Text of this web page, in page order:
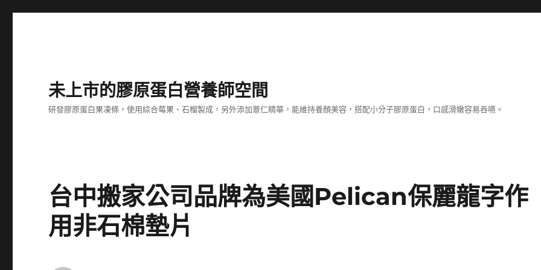
未上市的膠原蛋白營養師空間
研發膠原蛋白果凍條，使用綜合莓果、石榴製成，另外添加薏仁精華，能維持養顏美容，搭配小分子膠原蛋白，口感滑嫩容易吞嚥。
台中搬家公司品牌為美國Pelican保麗龍字作
用非石棉墊片